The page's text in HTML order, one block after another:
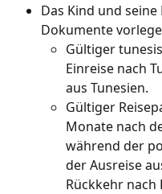
Das Kind und
Dokumente
Gültiger
Einreise nach
aus Tunesien.
Gültiger
Monate nach
während der
der Ausreise
Rückkehr